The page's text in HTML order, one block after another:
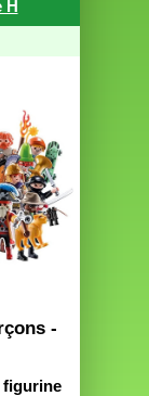
H
-
figurine